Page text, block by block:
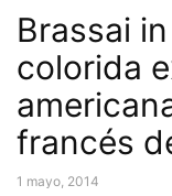
Brassai
colorida
francés
1 mayo, 2014